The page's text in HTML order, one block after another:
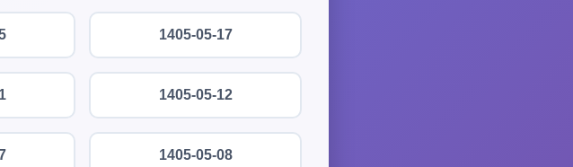
1405-05-17
1405-05-12
1405-05-08